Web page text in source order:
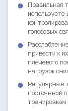
Правильная
голосовых
привести к
плечевого
нагрузок
Регулярные
постоянной